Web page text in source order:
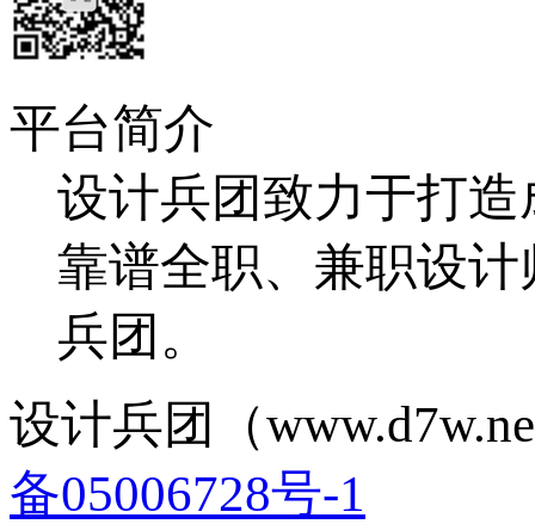
平台简介
设计兵团致力于打
靠谱全职、兼职设
兵团。
设计兵团（
备05006728号-1